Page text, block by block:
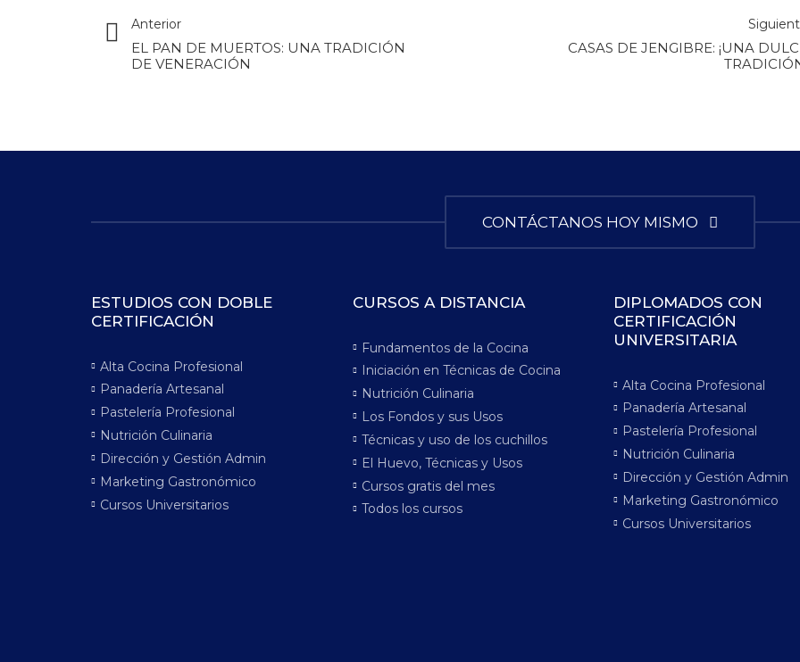
Anterior
EL PAN DE MUERTOS: UNA TRADICIÓN
DE VENERACIÓN
CASAS DE JENGIBRE: ¡UNA
CONTÁCTANOS HOY MISMO
ESTUDIOS CON DOBLE
CERTIFICACIÓN
Alta Cocina Profesional
Panadería Artesanal
Pastelería Profesional
Nutrición Culinaria
Dirección y Gestión Admin
Marketing Gastronómico
Cursos Universitarios
CURSOS A DISTANCIA
Fundamentos de la Cocina
Iniciación en Técnicas de Cocina
Nutrición Culinaria
Los Fondos y sus Usos
Técnicas y uso de los cuchillos
El Huevo, Técnicas y Usos
Cursos gratis del mes
Todos los cursos
DIPLOMADOS CON
CERTIFICACIÓN
UNIVERSITARIA
Alta Cocina Profesional
Panadería Artesanal
Pastelería Profesional
Nutrición Culinaria
Dirección y Gestión Admin
Marketing Gastronómico
Cursos Universitarios